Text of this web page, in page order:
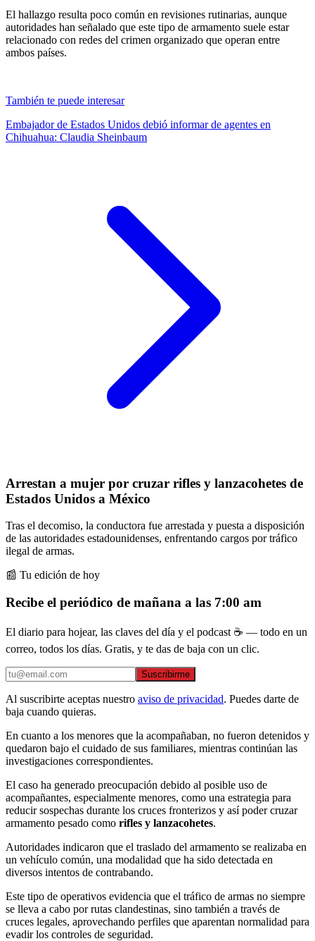
El hallazgo resulta poco común en revisiones rutinarias, aunque
autoridades han señalado que este tipo de armamento suele estar
relacionado con redes del crimen organizado que operan entre
ambos países.
También te puede interesar
Embajador de Estados Unidos debió informar de agentes en
Chihuahua: Claudia Sheinbaum
Arrestan a mujer por cruzar rifles y lanzacohetes de
Estados Unidos a México
Tras el decomiso, la conductora fue arrestada y puesta a disposición
de las autoridades estadounidenses, enfrentando cargos por tráfico
ilegal de armas.
📰 Tu edición de hoy
Recibe el periódico de mañana a las 7:00 am
El diario para hojear, las claves del día y el podcast ☕ — todo en un
correo, todos los días. Gratis, y te das de baja con un clic.
Suscribirme
Al suscribirte aceptas nuestro aviso de privacidad. Puedes darte de
baja cuando quieras.
En cuanto a los menores que la acompañaban, no fueron detenidos y
quedaron bajo el cuidado de sus familiares, mientras continúan las
investigaciones correspondientes.
El caso ha generado preocupación debido al posible uso de
acompañantes, especialmente menores, como una estrategia para
reducir sospechas durante los cruces fronterizos y así poder cruzar
armamento pesado como rifles y lanzacohetes.
Autoridades indicaron que el traslado del armamento se realizaba en
un vehículo común, una modalidad que ha sido detectada en
diversos intentos de contrabando.
Este tipo de operativos evidencia que el tráfico de armas no siempre
se lleva a cabo por rutas clandestinas, sino también a través de
cruces legales, aprovechando perfiles que aparentan normalidad para
evadir los controles de seguridad.